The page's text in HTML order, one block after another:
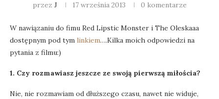
przez J 17 września 2013 0 komentarze
W nawiązaniu do fimu Red Lipstic Monster i The Oleskaaa
dostępnym pod tym linkiem….Kilka moich odpowiedzi na
pytania z filmu:)
1. Czy rozmawiasz jeszcze ze swoją pierwszą miłościa?
Nie, nie rozmawiam od dłuższego czasu, nawet nie widuje,